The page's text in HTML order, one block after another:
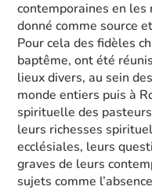
contemporaines en les
donné comme source
Pour cela des fidèles
baptême, ont été
lieux divers, au sein
monde entiers puis à
spirituelle des
leurs richesses
ecclésiales, leurs
graves de leurs
sujets comme